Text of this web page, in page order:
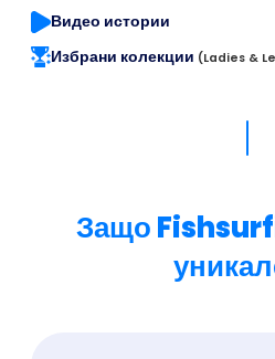
Видео истории
Избрани колекции (Ladies &
Защо